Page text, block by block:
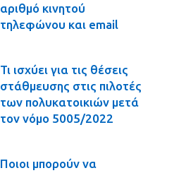
αριθμό κινητού
τηλεφώνου και email
Τι ισχύει για τις θέσεις
στάθμευσης στις πιλοτές
των πολυκατοικιών μετά
τον νόμο 5005/2022
Ποιοι μπορούν να